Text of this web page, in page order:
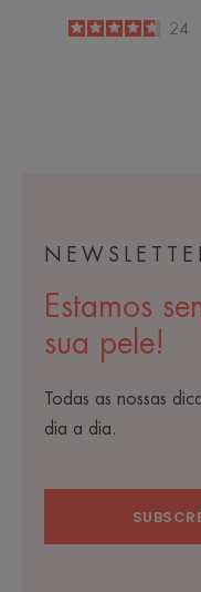
4.7
/
5
24
Estamos
sua pele!
Todas as nossas
dia a dia.